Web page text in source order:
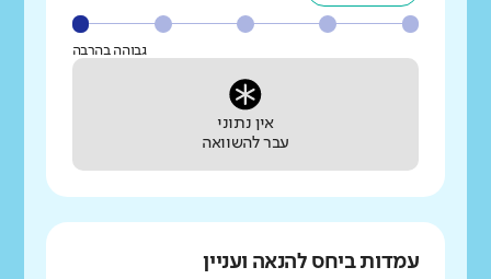
גבוהה בהרבה
אין נתוני
עבר להשוואה
עמדות ביחס להנאה ועניין